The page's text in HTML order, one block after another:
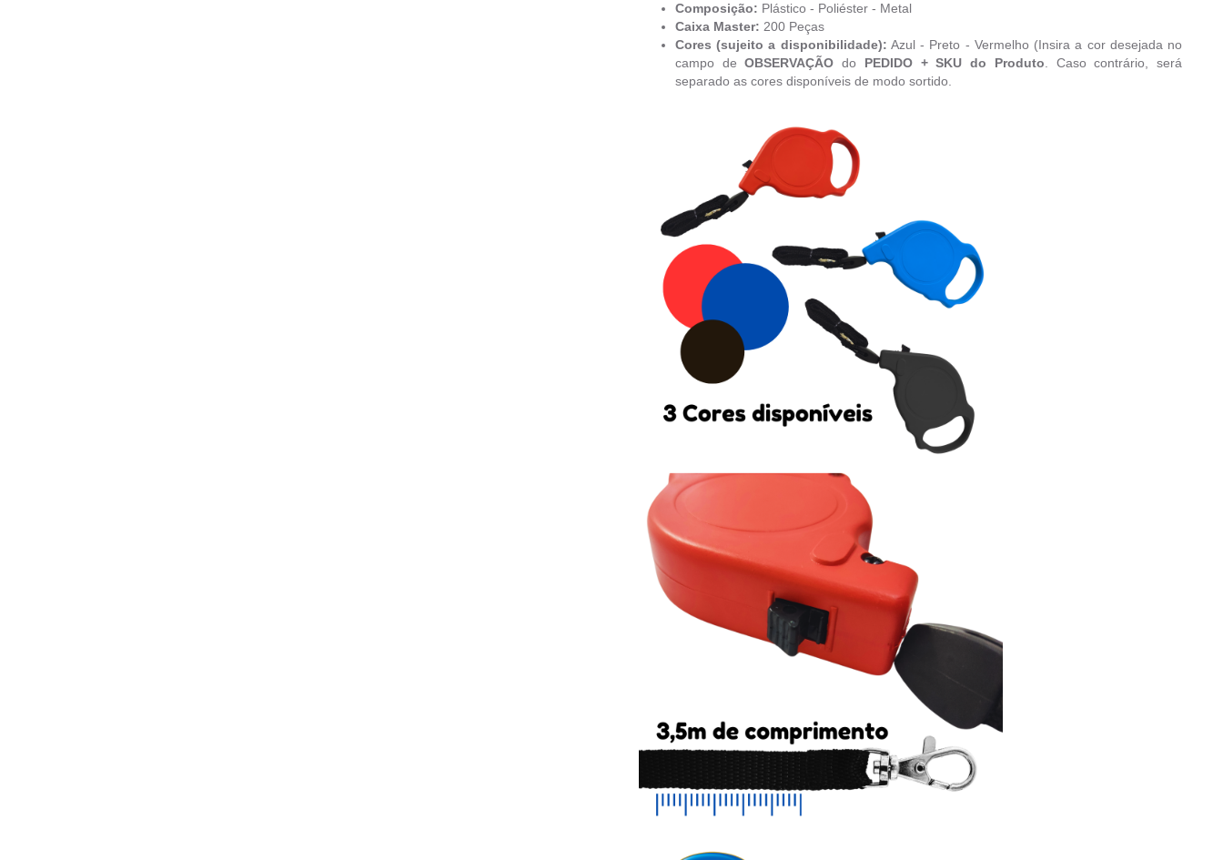
Composição: Plástico - Poliéster - Metal
Caixa Master: 200 Peças
Cores (sujeito a disponibilidade): Azul - Preto - Vermelho (Insira a cor desejada no
campo deOBSERVAÇÃO do PEDIDO + SKU do Produto . Caso contrário, será
separado as cores disponíveis de modo sortido.